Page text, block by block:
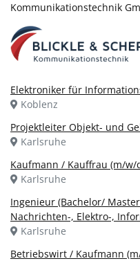
Kommunikationstechnik
Elektroniker für
Koblenz
Projektleiter Objekt- und
Karlsruhe
Kaufmann / Kauffrau (m/w/
Karlsruhe
Ingenieur (Bachelor/
Nachrichten-, Elektro-,
Karlsruhe
Betriebswirt / Kaufmann